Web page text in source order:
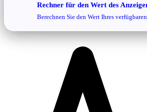
Rechner für den Wert des
Berechnen Sie den Wert Ihres